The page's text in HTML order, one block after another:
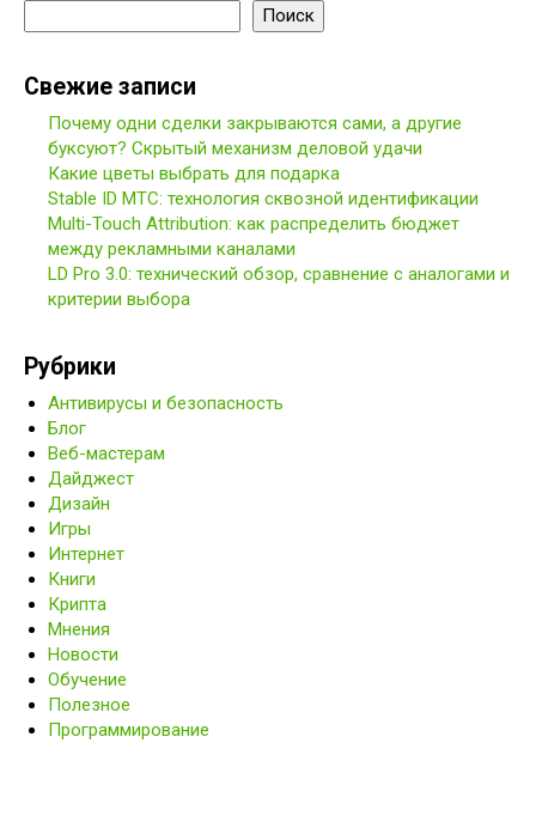
Поиск
Свежие записи
Почему одни сделки закрываются сами, а другие
буксуют? Скрытый механизм деловой удачи
Какие цветы выбрать для подарка
Stable ID МТС: технология сквозной идентификации
Multi-Touch Attribution: как распределить бюджет
между рекламными каналами
LD Pro 3.0: технический обзор, сравнение с аналогами и
критерии выбора
Рубрики
Антивирусы и безопасность
Блог
Веб-мастерам
Дайджест
Дизайн
Игры
Интернет
Книги
Крипта
Мнения
Новости
Обучение
Полезное
Программирование